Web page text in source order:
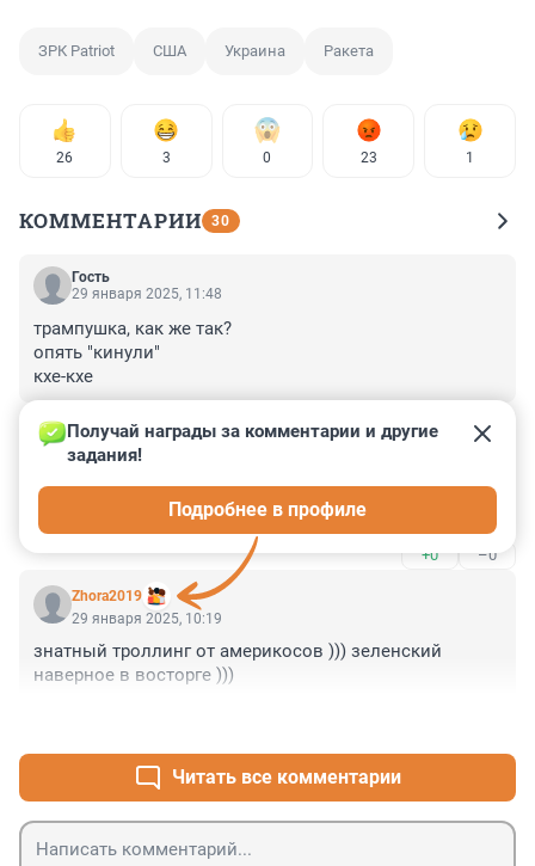
ЗРК Patriot США Украина Ракета
26 3 0 23 1
КОММЕНТАРИИ 30
Гость
29 января 2025, 11:48
трампушка, как же так?
опять "кинули"
кхе-кхе
–0
Гость
вопрос, верить ли зеленскому
+0 –0
Zhora2019
Получай награды за комментарии и другие
задания!
Подробнее в профиле
29 января 2025, 10:19
знатный троллинг от америкосов ))) зеленский
наверное в восторге )))
Читать все комментарии